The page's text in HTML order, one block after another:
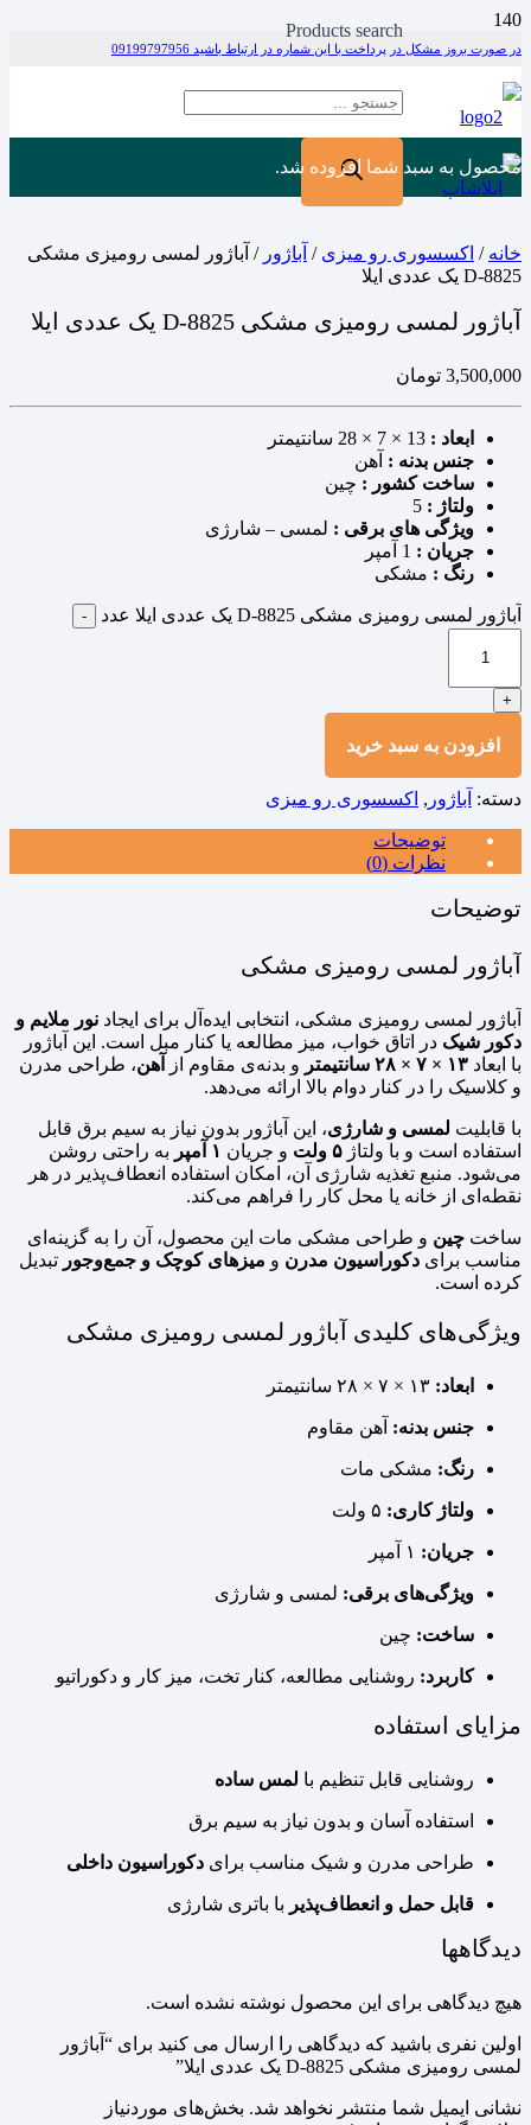
در صورت بروز مشکل در پرداخت با این شماره در ارتباط باشید 09199797956
Products search
محصول به سبد شما افزوده شد.
خانه / اکسسوری رو میزی / آباژور / آباژور لمسی رومیزی مشکی
D-8825 یک عددی ایلا
آباژور لمسی رومیزی مشکی D-8825 یک عددی ایلا
3,500,000 تومان
ابعاد :
جنس بدنه : آهن
ساخت کشور : چین
ولتاژ :
ویژگی های برقی : لمسی – شارژی
جریان :
رنگ : مشکی
آباژور لمسی رومیزی مشکی D-8825 یک عددی ایلا عدد -
+
افزودن به سبد خرید
دسته: آباژور , اکسسوری رو میزی
توضیحات
نظرات (0)
توضیحات
آباژور لمسی رومیزی مشکی
آباژور لمسی رومیزی مشکی، انتخابی ایده‌آل برای ایجاد نور ملایم و
دکور شیک در اتاق خواب، میز مطالعه یا کنار مبل است. این آباژور
با ابعاد ۱۳ × ۷ × ۲۸ سانتیمتر و بدنه‌ی مقاوم از آهن، طراحی مدرن
و کلاسیک را در کنار دوام بالا ارائه می‌دهد.
با قابلیت لمسی و شارژی، این آباژور بدون نیاز به سیم برق قابل
استفاده است و با ولتاژ ۵ ولت و جریان ۱ آمپر
به راحتی روشن
می‌شود. منبع تغذیه شارژی آن، امکان استفاده انعطاف‌پذیر در هر
نقطه‌ای از خانه یا محل کار را فراهم می‌کند.
ساخت چین و طراحی مشکی مات این محصول، آن را به گزینه‌ای
مناسب برای دکوراسیون مدرن و میزهای کوچک و جمع‌وجور تبدیل
کرده است.
ویژگی‌های کلیدی آباژور لمسی رومیزی مشکی
ابعاد:
جنس بدنه: آهن مقاوم
رنگ: مشکی مات
ولتاژ کاری:
جریان:
ویژگی‌های برقی: لمسی و شارژی
ساخت: چین
کاربرد: روشنایی مطالعه، کنار تخت، میز کار و دکوراتیو
مزایای استفاده
روشنایی قابل تنظیم با لمس ساده
استفاده آسان و بدون نیاز به سیم برق
طراحی مدرن و شیک مناسب برای دکوراسیون داخلی
قابل حمل و انعطاف‌پذیر با باتری شارژی
دیدگاهها
هیچ دیدگاهی برای این محصول نوشته نشده است.
اولین نفری باشید که دیدگاهی را ارسال می کنید برای “آباژور
لمسی رومیزی مشکی D-8825 یک عددی ایلا”
نشانی ایمیل شما منتشر نخواهد شد. بخش‌های موردنیاز